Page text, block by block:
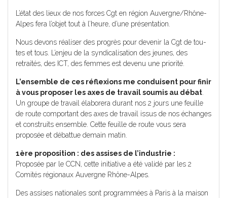
L’état des lieux de nos forces Cgt en région Auvergne/Rhône-
Alpes fera l’objet tout à l’heure, d’une présentation.
Nous devons réaliser des progrès pour devenir la Cgt de tou-
tes et tous. L’enjeu de la syndicalisation des jeunes, des
retraités, des ICT, des femmes est devenu une priorité.
L’ensemble de ces réflexions me conduisent pour finir
à vous proposer les axes de travail soumis au débat.
Un groupe de travail élaborera durant nos 2 jours une feuille
de route comportant des axes de travail issus de nos échanges
et construits ensemble. Cette feuille de route vous sera
proposée et débattue demain matin.
1ère proposition : des assises de l’industrie :
Proposée par le CCN, cette initiative a été validé par les 2
Comités régionaux Auvergne Rhône-Alpes.
Des assises nationales sont programmées à Paris à la maison